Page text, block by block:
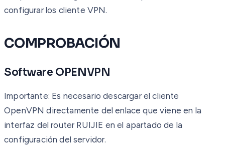
configurar los cliente VPN.
COMPROBACIÓN
Software OPENVPN
Importante: Es necesario descargar el cliente
OpenVPN directamente del enlace que viene en la
interfaz del router RUIJIE en el apartado de la
configuración del servidor.